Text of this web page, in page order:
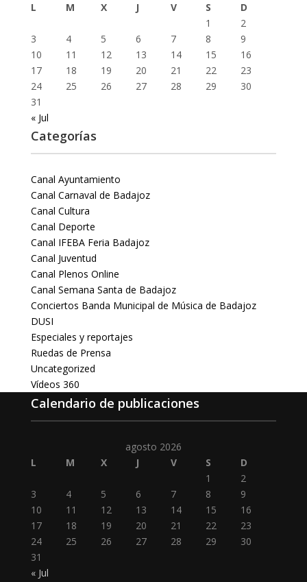
L
M X J V S
D
1
2
3
4 5 6 7 8
9
10
11 12 13 14 15
16
17
18 19 20 21 22
23
24
25 26 27 28 29
30
31
« Jul
Categorías
Canal Ayuntamiento
Canal Carnaval de Badajoz
Canal Cultura
Canal Deporte
Canal IFEBA Feria Badajoz
Canal Juventud
Canal Plenos Online
Canal Semana Santa de Badajoz
Conciertos Banda Municipal de Música de Badajoz
DUSI
Especiales y reportajes
Ruedas de Prensa
Uncategorized
Vídeos 360
Calendario de publicaciones
agosto 2026
L
M X J V S
D
1
2
3
4 5 6 7 8
9
10
11 12 13 14 15
16
17
18 19 20 21 22
23
24
25 26 27 28 29
30
31
« Jul